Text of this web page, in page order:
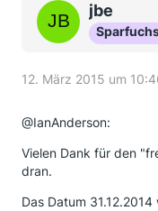
jbe
12. März 2015 um
@IanAnderson:
Vielen Dank für den
dran.
Das Datum